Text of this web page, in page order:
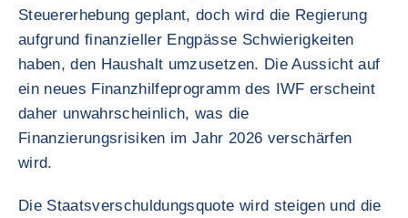
Steuererhebung geplant, doch wird die Regierung
aufgrund finanzieller Engpässe Schwierigkeiten
haben, den Haushalt umzusetzen. Die Aussicht auf
ein neues Finanzhilfeprogramm des IWF erscheint
daher unwahrscheinlich, was die
Finanzierungsrisiken im Jahr 2026 verschärfen
wird.
Die Staatsverschuldungsquote wird steigen und die